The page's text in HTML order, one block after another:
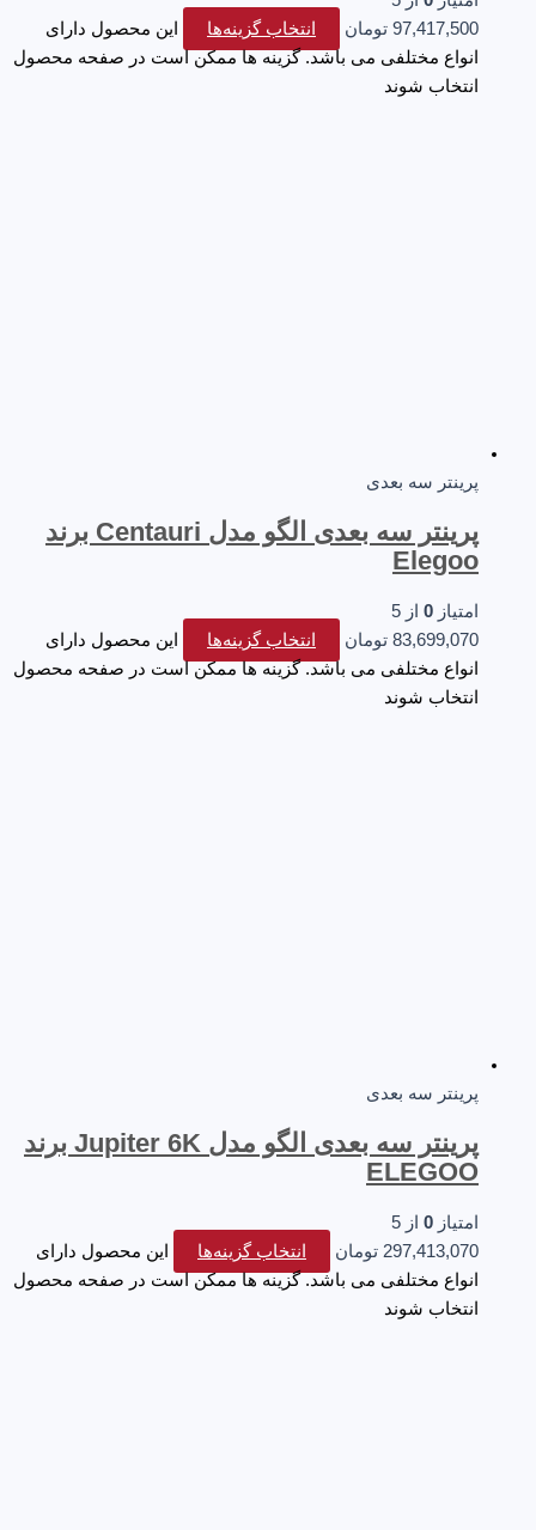
97,417,500 تومان انتخاب گزینه‌ها
این محصول دارای
انواع مختلفی می باشد. گزینه ها ممکن است در صفحه محصول
انتخاب شوند
پرینتر سه‌ بعدی
پرینتر سه بعدی الگو مدل Centauri برند
Elegoo
امتیاز 0 از 5
83,699,070 تومان انتخاب گزینه‌ها
این محصول دارای
انواع مختلفی می باشد. گزینه ها ممکن است در صفحه محصول
انتخاب شوند
پرینتر سه‌ بعدی
پرینتر سه بعدی الگو مدل Jupiter 6K برند
ELEGOO
امتیاز 0 از 5
297,413,070 تومان انتخاب گزینه‌ها
این محصول دارای
انواع مختلفی می باشد. گزینه ها ممکن است در صفحه محصول
انتخاب شوند